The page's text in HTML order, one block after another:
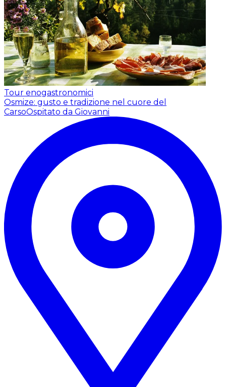
Tour enogastronomici
Osmize: gusto e tradizione nel cuore del
CarsoOspitato da Giovanni